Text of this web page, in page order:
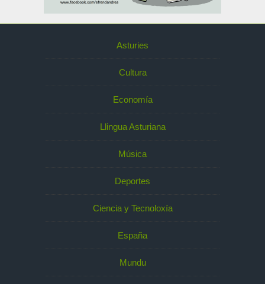
Asturies
Cultura
Economía
Llingua Asturiana
Música
Deportes
Ciencia y Tecnoloxía
España
Mundu